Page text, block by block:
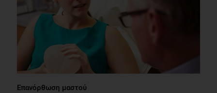
Επανόρθωση μαστού